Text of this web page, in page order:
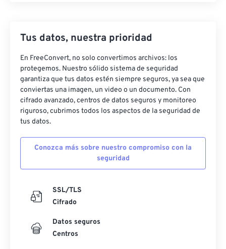
Tus datos, nuestra prioridad
En FreeConvert, no solo convertimos archivos: los
protegemos. Nuestro sólido sistema de seguridad
garantiza que tus datos estén siempre seguros, ya sea que
conviertas una imagen, un video o un documento. Con
cifrado avanzado, centros de datos seguros y monitoreo
riguroso, cubrimos todos los aspectos de la seguridad de
tus datos.
Conozca más sobre nuestro compromiso con la
seguridad
SSL/TLS
Cifrado
Datos seguros
Centros